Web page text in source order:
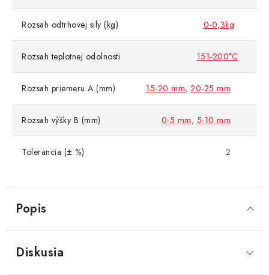
Popis
Rozsah odtrhovej sily (kg) 0-0,3kg
Rozsah teplotnej odolnosti 151-200°C
Rozsah priemeru A (mm) 15-20 mm, 20-25 mm
Rozsah výšky B (mm) 0-5 mm, 5-10 mm
Tolerancia (± %) 2
Diskusia